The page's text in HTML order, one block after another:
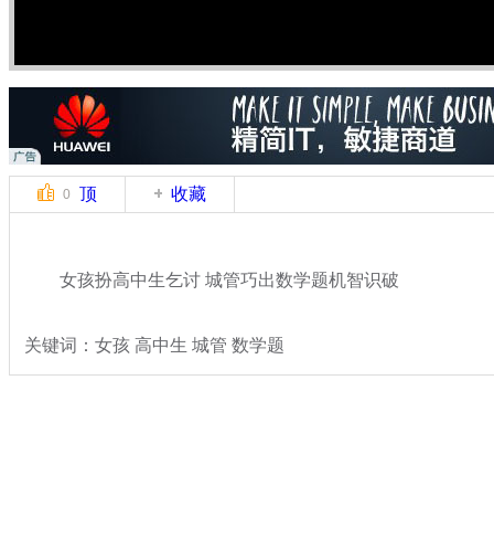
0 顶 收藏
女孩扮高中生乞讨 城管巧出数学题机智识破
关键词：女孩 高中生 城管 数学题